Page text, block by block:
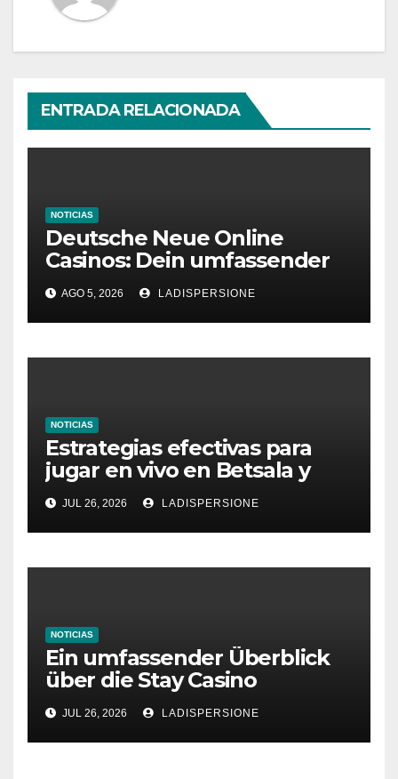
ENTRADA RELACIONADA
NOTICIAS
Deutsche Neue Online
Casinos: Dein umfassender
Ratgeber für moderne
Glücksspielplattformen
AGO 5, 2026 LADISPERSIONE
NOTICIAS
Estrategias efectivas para
jugar en vivo en Betsala y
aumentar tus ganancias
JUL 26, 2026 LADISPERSIONE
NOTICIAS
Ein umfassender Überblick
über die Stay Casino
Bonusbedingungen
JUL 26, 2026 LADISPERSIONE